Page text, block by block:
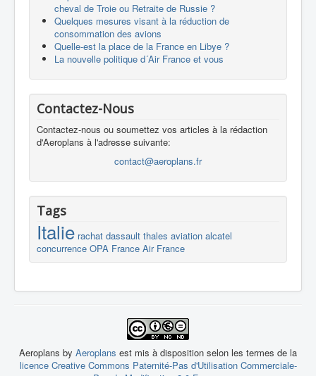
cheval de Troie ou Retraite de Russie ?
Quelques mesures visant à la réduction de
consommation des avions
Quelle-est la place de la France en Libye ?
La nouvelle politique d´Air France et vous
Contactez-Nous
Contactez-nous ou soumettez vos articles à la rédaction
d'Aeroplans à l'adresse suivante:
contact@aeroplans.fr
Tags
Italie rachat dassault thales aviation alcatel
concurrence OPA France Air France
Aeroplans by Aeroplans est mis à disposition selon les termes de la
licence Creative Commons Paternité-Pas d'Utilisation Commerciale-